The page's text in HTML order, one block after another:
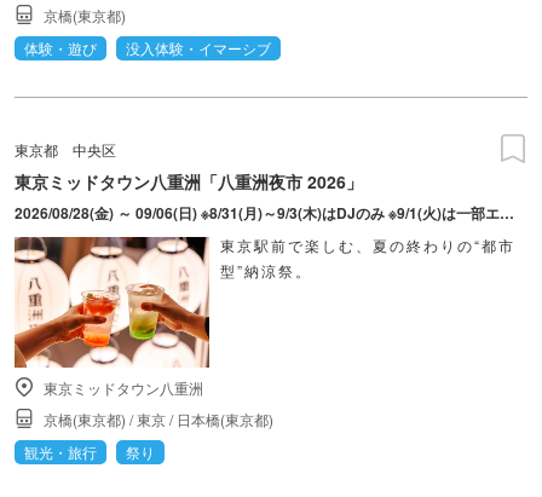
京橋(東京都)
体験・遊び
没入体験・イマーシブ
東京都 中央区
東京ミッドタウン八重洲「八重洲夜市 2026」
2026/08/28(金) ～ 09/06(日) ※8/31(月)～9/3(木)はDJのみ ※9/1(火)は一部エリア貸切予定
東京駅前で楽しむ、夏の終わりの“都市
型”納涼祭。
東京ミッドタウン八重洲
京橋(東京都) /東京/ 日本橋(東京都)
観光・旅行
祭り